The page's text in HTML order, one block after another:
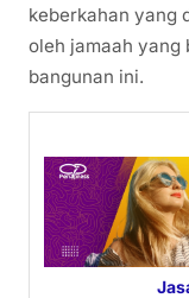
keberkahan yang
oleh jamaah yang
bangunan ini.